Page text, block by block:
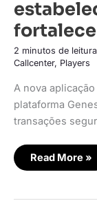
2 minutos de leitura
Callcenter, Players
A nova
plataforma
transações
Read More »